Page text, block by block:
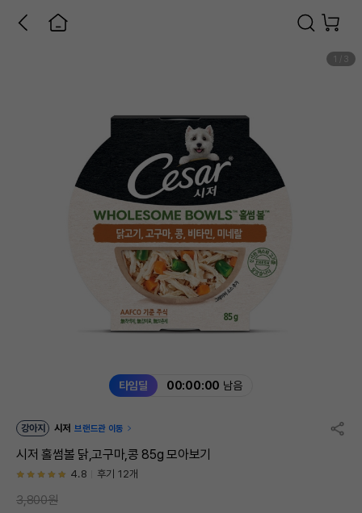
타임딜 00:00:00 남음
1 3
강아지 시저 브랜드관 이동
시저 홀썸볼 닭,고구마,콩 85g 모아보기
4.8 후기 12개
3,800원